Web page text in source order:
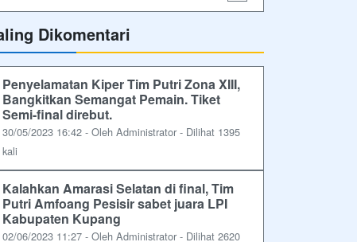
Dikomentari
Penyelamatan Kiper Tim Putri Zona XIII,
Bangkitkan Semangat Pemain. Tiket
Semi-final direbut.
30/05/2023 16:42 - Oleh Administrator - Dilihat 1395
kali
Kalahkan Amarasi Selatan di final, Tim
Putri Amfoang Pesisir sabet juara LPI
Kabupaten Kupang
02/06/2023 11:27 - Oleh Administrator - Dilihat 2620